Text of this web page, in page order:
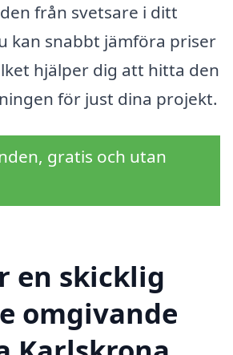
från svetsare i ditt
kan snabbt jämföra priser
hjälper dig att hitta den
för just dina projekt.
gratis och utan
en skicklig
omgivande